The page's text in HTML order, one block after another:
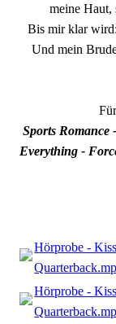
meine Haut,
Bis mir klar
Und mein
Sports Romance
Everything -
Hörprobe -
Hörprobe -